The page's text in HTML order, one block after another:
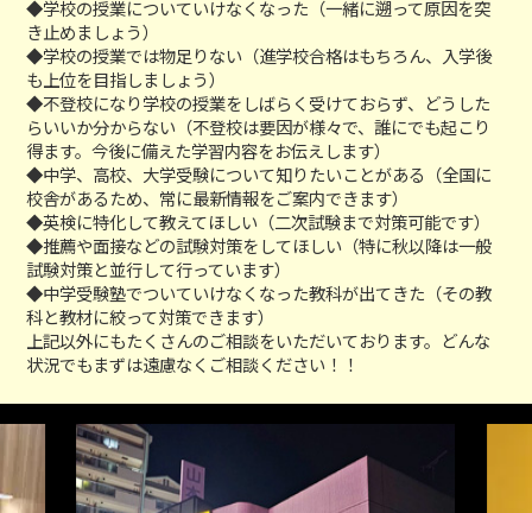
◆学校の授業についていけなくなった（一緒に遡って原因を突
き止めましょう）
◆学校の授業では物足りない（進学校合格はもちろん、入学後
も上位を目指しましょう）
◆不登校になり学校の授業をしばらく受けておらず、どうした
らいいか分からない（不登校は要因が様々で、誰にでも起こり
得ます。今後に備えた学習内容をお伝えします）
◆中学、高校、大学受験について知りたいことがある（全国に
校舎があるため、常に最新情報をご案内できます）
◆英検に特化して教えてほしい（二次試験まで対策可能です）
◆推薦や面接などの試験対策をしてほしい（特に秋以降は一般
試験対策と並行して行っています）
◆中学受験塾でついていけなくなった教科が出てきた（その教
科と教材に絞って対策できます）
上記以外にもたくさんのご相談をいただいております。どんな
状況でもまずは遠慮なくご相談ください！！